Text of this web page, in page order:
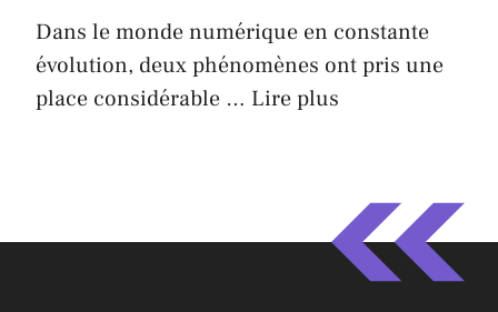
Dans le monde numérique en constante
évolution, deux phénomènes ont pris une
place considérable … Lire plus